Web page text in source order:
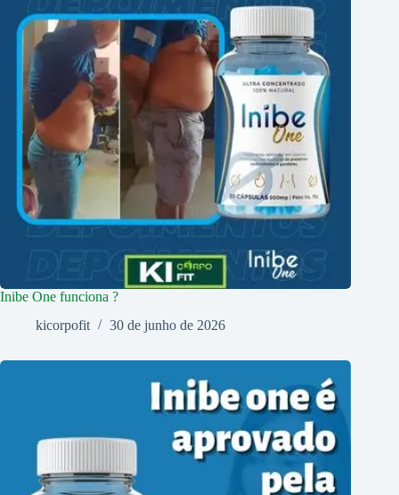
Inibe One funciona ?
kicorpofit
30 de junho de 2026